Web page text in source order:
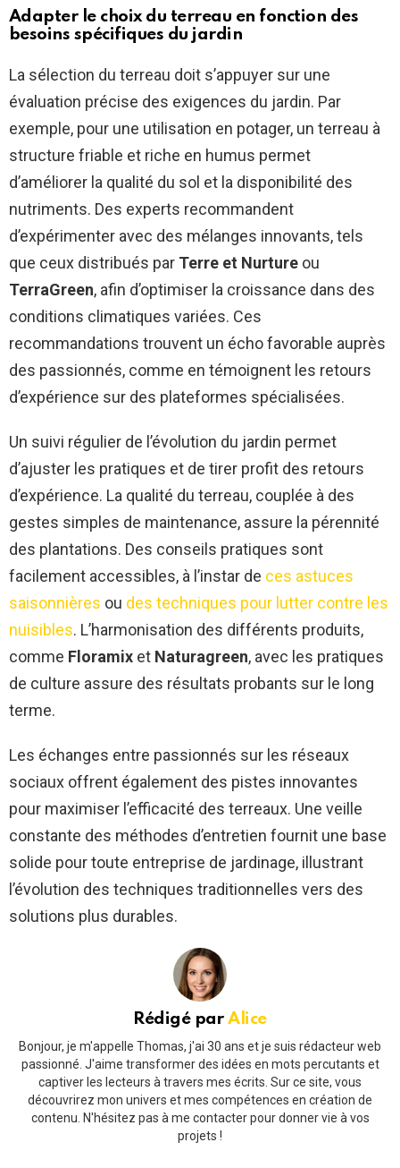
Adapter le choix du terreau en fonction des
besoins spécifiques du jardin
La sélection du terreau doit s’appuyer sur une
évaluation précise des exigences du jardin. Par
exemple, pour une utilisation en potager, un terreau à
structure friable et riche en humus permet
d’améliorer la qualité du sol et la disponibilité des
nutriments. Des experts recommandent
d’expérimenter avec des mélanges innovants, tels
que ceux distribués par Terre et Nurture ou
TerraGreen, afin d’optimiser la croissance dans des
conditions climatiques variées. Ces
recommandations trouvent un écho favorable auprès
des passionnés, comme en témoignent les retours
d’expérience sur des plateformes spécialisées.
Un suivi régulier de l’évolution du jardin permet
d’ajuster les pratiques et de tirer profit des retours
d’expérience. La qualité du terreau, couplée à des
gestes simples de maintenance, assure la pérennité
des plantations. Des conseils pratiques sont
facilement accessibles, à l’instar de ces astuces
saisonnières ou des techniques pour lutter contre les
nuisibles. L’harmonisation des différents produits,
comme Floramix et Naturagreen, avec les pratiques
de culture assure des résultats probants sur le long
terme.
Les échanges entre passionnés sur les réseaux
sociaux offrent également des pistes innovantes
pour maximiser l’efficacité des terreaux. Une veille
constante des méthodes d’entretien fournit une base
solide pour toute entreprise de jardinage, illustrant
l’évolution des techniques traditionnelles vers des
solutions plus durables.
Rédigé parAlice
Bonjour, je m'appelle Thomas, j'ai 30 ans et je suis rédacteur web
passionné. J'aime transformer des idées en mots percutants et
captiver les lecteurs à travers mes écrits. Sur ce site, vous
découvrirez mon univers et mes compétences en création de
contenu. N'hésitez pas à me contacter pour donner vie à vos
projets !